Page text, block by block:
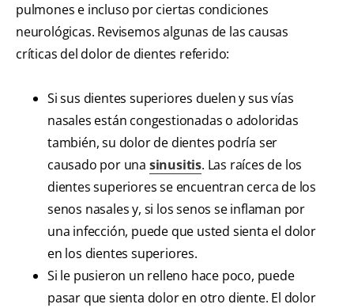
pulmones e incluso por ciertas condiciones
neurológicas. Revisemos algunas de las causas
críticas del dolor de dientes referido:
Si sus dientes superiores duelen y sus vías
nasales están congestionadas o adoloridas
también, su dolor de dientes podría ser
causado por una sinusitis. Las raíces de los
dientes superiores se encuentran cerca de los
senos nasales y, si los senos se inflaman por
una infección, puede que usted sienta el dolor
en los dientes superiores.
Si le pusieron un relleno hace poco, puede
pasar que sienta dolor en otro diente. El dolor